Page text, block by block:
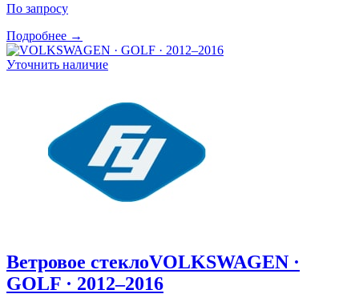
По запросу
Подробнее →
Уточнить наличие
Ветровое стеклоVOLKSWAGEN ·
GOLF · 2012–2016